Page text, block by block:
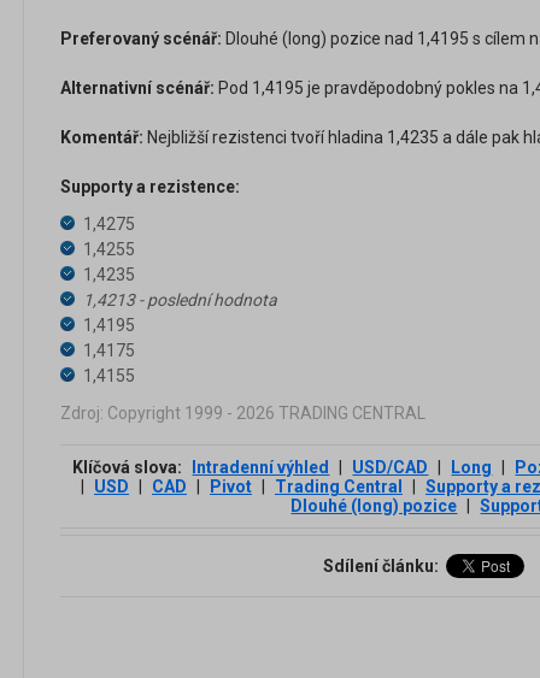
Preferovaný scénář: Dlouhé (long) pozice nad 1,4195 s cílem
Alternativní scénář: Pod 1,4195 je pravděpodobný pokles na
Komentář: Nejbližší rezistenci tvoří hladina 1,4235 a dále pak
Supporty a rezistence:
1,4275
1,4255
1,4235
1,4213 - poslední hodnota
1,4195
1,4175
1,4155
Zdroj: Copyright 1999 - 2026 TRADING CENTRAL
Klíčová slova: Intradenní výhled USD/CAD Long
USD CAD Pivot Trading Central
Supporty a
Dlouhé (long) pozice
Sdílení článku: